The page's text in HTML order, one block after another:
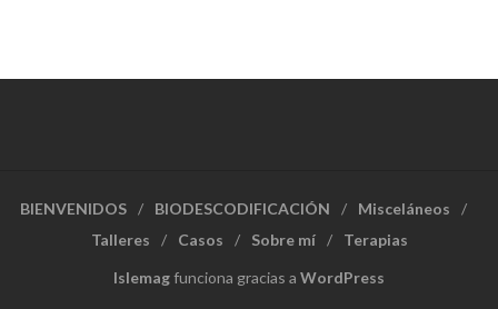
BIENVENIDOS BIODESCODIFICACIÓN
Misceláneos
Talleres
Casos Sobre mí
Terapias
Islemagfunciona gracias a WordPress